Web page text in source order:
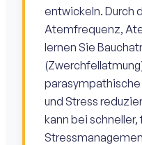
entwickeln. Durch
Atemfrequenz,
lernen Sie
und Stress
kann bei